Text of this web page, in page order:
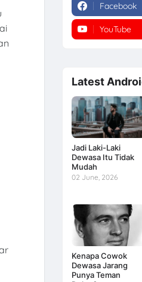
Facebook
YouTube
Latest
Jadi Laki-Laki
Dewasa Itu Tidak
Mudah
02 June, 2026
Kenapa Cowok
Dewasa Jarang
Punya Teman